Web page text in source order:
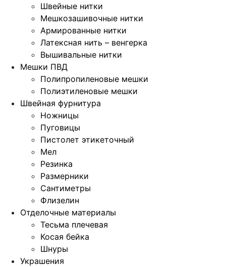
Швейные нитки
Мешкозашивочные нитки
Армированные нитки
Латексная нить – венгерка
Вышивальные нитки
Мешки ПВД
Полипропиленовые мешки
Полиэтиленовые мешки
Швейная фурнитура
Ножницы
Пуговицы
Пистолет этикеточный
Мел
Резинка
Размерники
Сантиметры
Флизелин
Отделочные материалы
Тесьма плечевая
Косая бейка
Шнуры
Украшения